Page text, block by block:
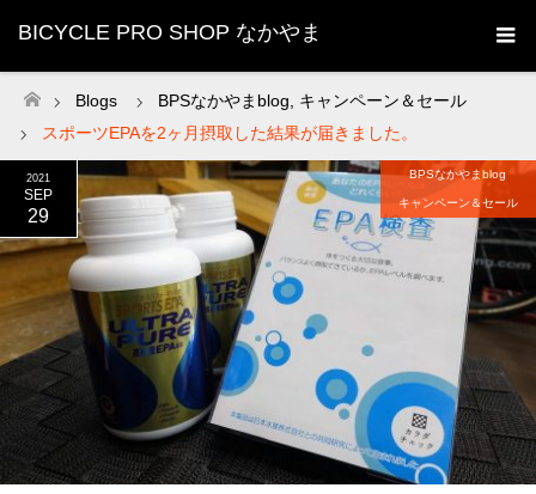
BICYCLE PRO SHOP なかやま
ホーム
Blogs BPSなかやまblog
キャンペーン＆セール
スポーツEPAを2ヶ月摂取した結果が届きました。
2021
SEP
29
BPSなかやまblog
キャンペーン＆セール